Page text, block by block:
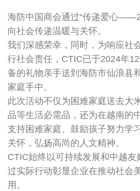
海防中国商会通过“传递爱心
向社会传递温暖与关怀。
我们深感荣幸，同时，为响应社
行社会责任，CTIC已于2024年
备的礼物亲手送到海防市仙浪县
家庭手中。
此次活动不仅为困难家庭送去大
品等生活必需品，还为在越南的
支持困难家庭、鼓励孩子努力学
关怀，弘扬高尚的人文精神。
CTIC始终以可持续发展和中越友
过实际行动彰显企业在推动社会
用。